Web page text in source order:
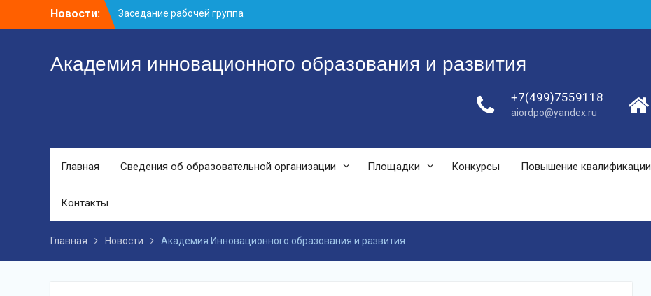
Новости:
Заседание рабочей группа
С юбилеем КЦ!
Академия инновационного образования и развития
+7(499)7559118
aiordpo@yandex.ru
Главная Сведения об образовательной организации Площадки Конкурсы Повышение квалификации
Контакты
Главная Новости Академия Инновационного образования и развития